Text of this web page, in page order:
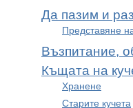
Да пазим и
Представяне
Възпитание,
Къщата на
Хранене
Старите кучета